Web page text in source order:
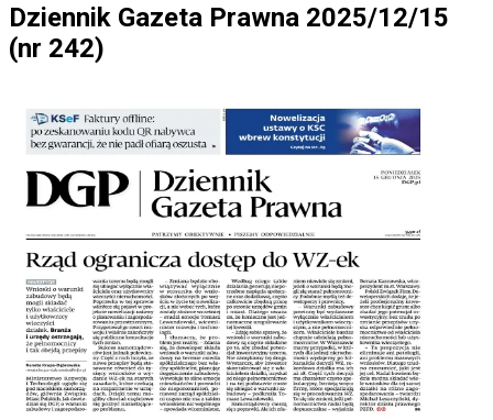
Dziennik Gazeta Prawna 2025/12/15
(nr 242)